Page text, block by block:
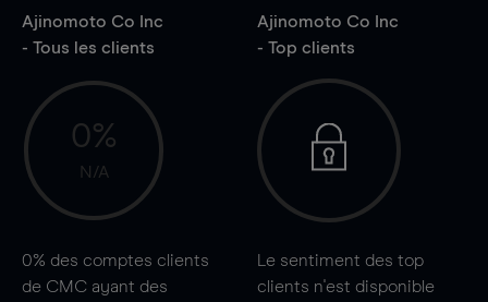
Ajinomoto Co Inc
- Tous les clients
0%
N/A
0% des comptes clients
de CMC ayant des
Ajinomoto Co Inc
- Top clients
Le sentiment des top
clients n'est disponible